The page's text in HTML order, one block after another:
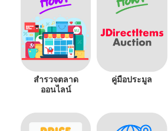
สำรวจตลาด
ออนไลน์
คู่มือประมูล